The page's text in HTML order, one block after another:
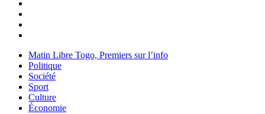
Matin Libre Togo, Premiers sur l’info
Politique
Société
Sport
Culture
Économie